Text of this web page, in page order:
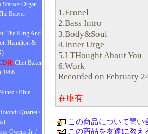
Organ
Beaver
The King And
Hamilton &
化 Chet Baker
1986
/ Blue
Quartet /
Owens Jr. /
1.Eronel
2.Bass Intro
3.Body&Soul
4.Inner Urge
5.I THought About You
6.Work
Recorded on February
在庫有
この商品について問い
この商品を友達に教え